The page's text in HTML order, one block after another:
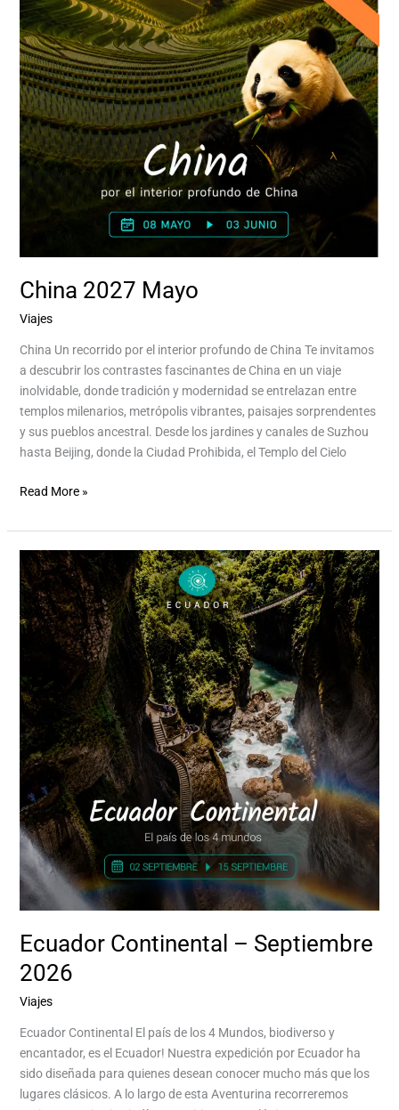
China 2027 Mayo
Viajes/
China Un recorrido por el interior profundo de China Te invitamos
a descubrir los contrastes fascinantes de China en un viaje
inolvidable, donde tradición y modernidad se entrelazan entre
templos milenarios, metrópolis vibrantes, paisajes sorprendentes
y sus pueblos ancestral. Desde los jardines y canales de Suzhou
hasta Beijing, donde la Ciudad Prohibida, el Templo del Cielo
Read More »
Ecuador Continental – Septiembre
2026
Viajes/
Ecuador Continental El país de los 4 Mundos, biodiverso y
encantador, es el Ecuador! Nuestra expedición por Ecuador ha
sido diseñada para quienes desean conocer mucho más que los
lugares clásicos. A lo largo de esta Aventurina recorreremos
Ecuador
Continental
–
Septiembre